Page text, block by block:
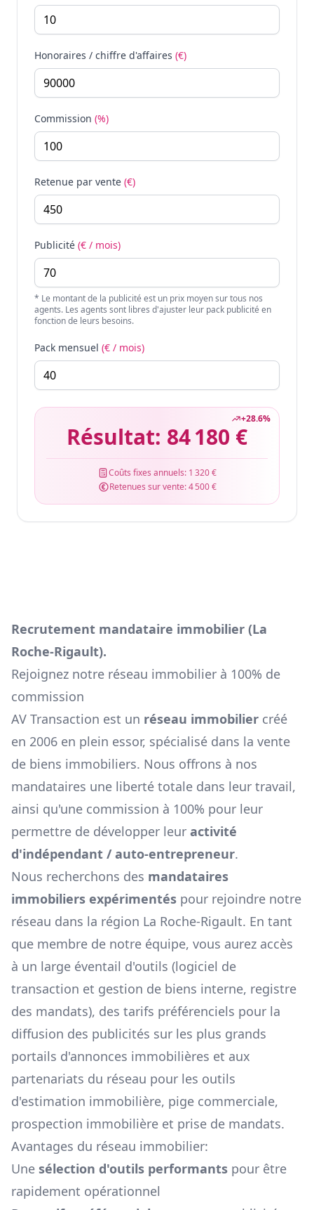
Honoraires / chiffre d'affaires (€)
Commission (%)
Retenue par vente (€)
Publicité (€ / mois)
* Le montant de la publicité est un prix moyen sur tous nos
agents. Les agents sont libres d'ajuster leur pack publicité en
fonction de leurs besoins.
Pack mensuel (€ / mois)
+28.6%
Résultat: 84 180 €
Coûts fixes annuels: 1 320 €
Retenues sur vente:4 500 €
Recrutement mandataire immobilier (La
Roche-Rigault).
Rejoignez notre réseau immobilier à 100% de
commission
AV Transaction est un réseau immobilier créé
en 2006 en plein essor, spécialisé dans la vente
de biens immobiliers. Nous offrons à nos
mandataires une liberté totale dans leur travail,
ainsi qu'une commission à 100% pour leur
permettre de développer leur activité
d'indépendant / auto-entrepreneur.
Nous recherchons des mandataires
immobiliers expérimentés pour rejoindre notre
réseau dans la région La Roche-Rigault. En tant
que membre de notre équipe, vous aurez accès
à un large éventail d'outils (logiciel de
transaction et gestion de biens interne, registre
des mandats), des tarifs préférenciels pour la
diffusion des publicités sur les plus grands
portails d'annonces immobilières et aux
partenariats du réseau pour les outils
d'estimation immobilière, pige commerciale,
prospection immobilière et prise de mandats.
Avantages du réseau immobilier:
Une sélection d'outils performants pour être
rapidement opérationnel